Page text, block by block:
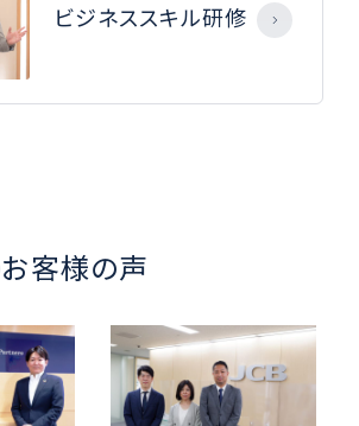
ビジネススキル研修
客様の声